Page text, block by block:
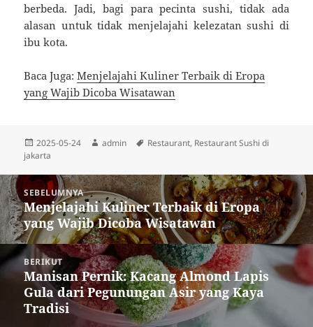
berbeda. Jadi, bagi para pecinta sushi, tidak ada
alasan untuk tidak menjelajahi kelezatan sushi di
ibu kota.
Baca Juga:Menjelajahi Kuliner Terbaik di Eropa
yang Wajib Dicoba Wisatawan
Diposkan
pada
2025-05-24 Penulis
admin Tag
Restaurant, Restaurant Sushi di
jakarta
Navigasi
pos SEBELUMNYA
Pos
sebelumnya:
Menjelajahi Kuliner Terbaik di Eropa
yang Wajib Dicoba Wisatawan
BERIKUT
Pos
berikutnya:
Manisan Pernik: Kacang Almond Lapis
Gula dari Pegunungan Asir yang Kaya
Tradisi